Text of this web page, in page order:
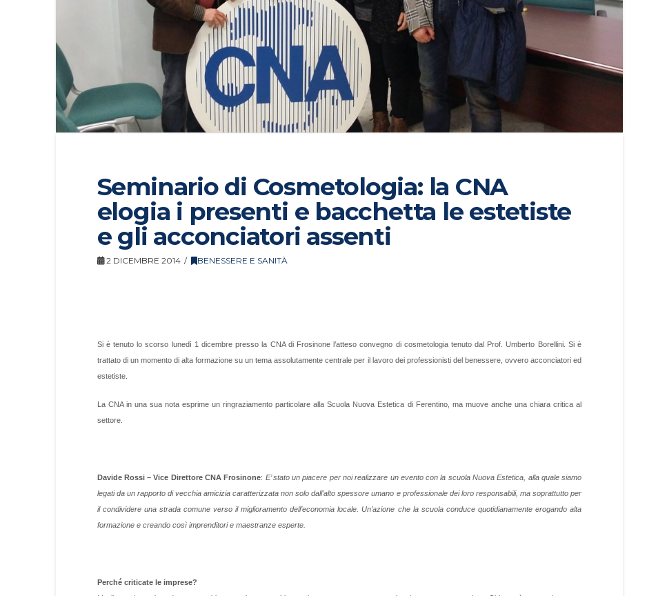
Seminario di Cosmetologia: la CNA
elogia i presenti e bacchetta le estetiste
e gli acconciatori assenti
2 DICEMBRE 2014 BENESSERE E SANITÀ
Si è tenuto lo scorso lunedì 1 dicembre presso la CNA di Frosinone l’atteso convegno di cosmetologia tenuto dal Prof. Umberto Borellini. Si è
trattato di un momento di alta formazione su un tema assolutamente centrale per il lavoro dei professionisti del benessere, ovvero acconciatori ed
estetiste.
La CNA in una sua nota esprime un ringraziamento particolare alla Scuola Nuova Estetica di Ferentino, ma muove anche una chiara critica al
settore.
Davide Rossi – Vice Direttore CNA Frosinone: E’ stato un piacere per noi realizzare un evento con la scuola Nuova Estetica, alla quale siamo
legati da un rapporto di vecchia amicizia caratterizzata non solo dall’alto spessore umano e professionale dei loro responsabili, ma soprattutto per
il condividere una strada comune verso il miglioramento dell’economia locale. Un’azione che la scuola conduce quotidianamente erogando alta
formazione e creando così imprenditori e maestranze esperte.
Perché criticate le imprese?